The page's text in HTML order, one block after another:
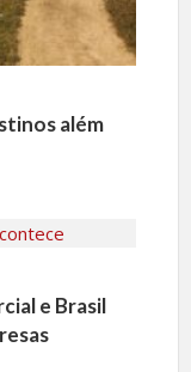
além
e Brasil